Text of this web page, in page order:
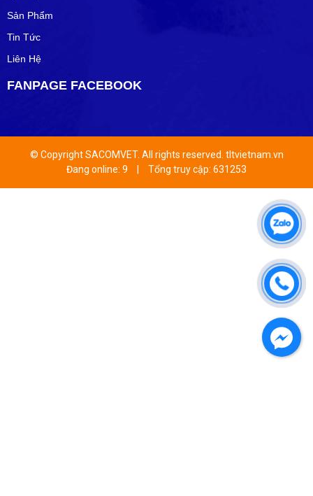
Sản Phẩm
Tin Tức
Liên Hệ
FANPAGE FACEBOOK
© Copyright SACOMVET. All rights reserved. tltvietnam.vn
Đang online: 9
Tổng truy cập: 631253